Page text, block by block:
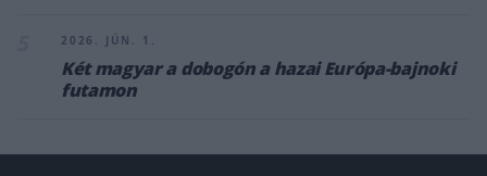
2026. JÚN. 1.
Két magyar a dobogón a hazai Európa-bajnoki
futamon